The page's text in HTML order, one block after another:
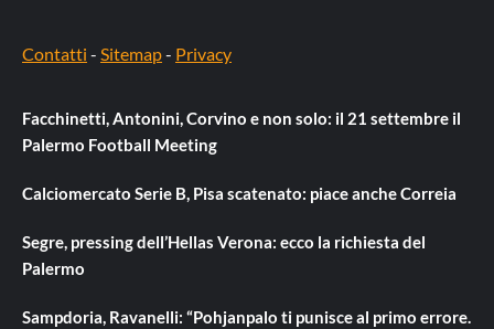
Contatti - Sitemap- Privacy
Facchinetti, Antonini, Corvino e non solo: il 21 settembre il
Palermo Football Meeting
Calciomercato Serie B, Pisa scatenato: piace anche Correia
Segre, pressing dell’Hellas Verona: ecco la richiesta del
Palermo
Sampdoria, Ravanelli: “Pohjanpalo ti punisce al primo errore.